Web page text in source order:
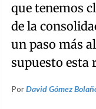
que tenemos
de la
un paso más
supuesto esta
PorDavid Gómez